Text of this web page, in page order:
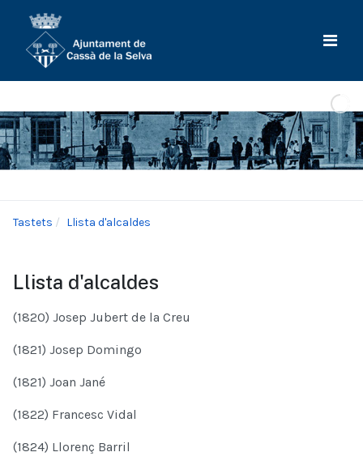
Tastets Llista d'alcaldes
Llista d'alcaldes
(1820) Josep Jubert de la Creu
(1821) Josep Domingo
(1821) Joan Jané
(1822) Francesc Vidal
(1824) Llorenç Barril